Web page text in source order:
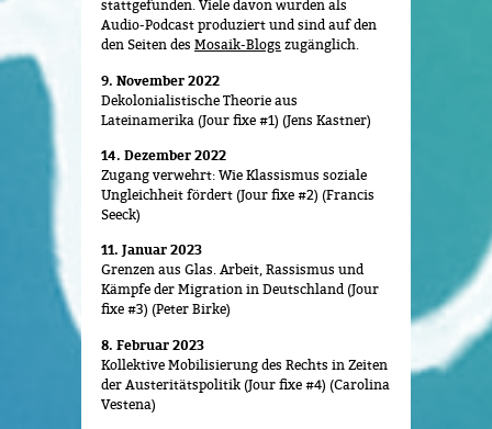
stattgefunden. Viele davon wurden als
Audio-Podcast produziert und sind auf den
den Seiten des Mosaik-Blogs zugänglich.
9. November 2022
Dekolonialistische Theorie aus
Lateinamerika (Jour fixe #1) (Jens Kastner)
14. Dezember 2022
Zugang verwehrt: Wie Klassismus soziale
Ungleichheit fördert (Jour fixe #2) (Francis
Seeck)
11. Januar 2023
Grenzen aus Glas. Arbeit, Rassismus und
Kämpfe der Migration in Deutschland (Jour
fixe #3) (Peter Birke)
8. Februar 2023
Kollektive Mobilisierung des Rechts in Zeiten
der Austeritätspolitik (Jour fixe #4) (Carolina
Vestena)